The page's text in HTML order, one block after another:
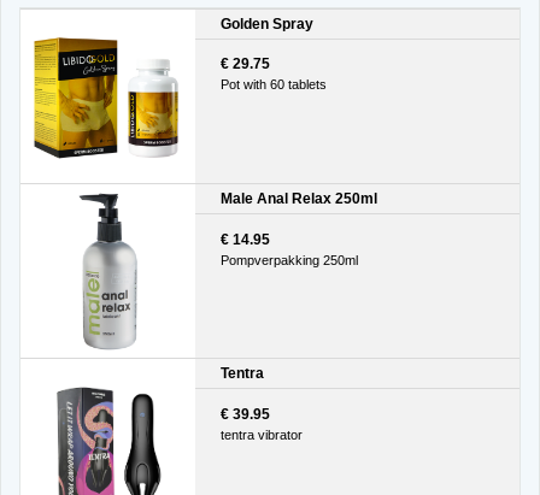
Golden Spray
€ 29.75
Pot with 60 tablets
Male Anal Relax 250ml
€ 14.95
Pompverpakking 250ml
Tentra
€ 39.95
tentra vibrator